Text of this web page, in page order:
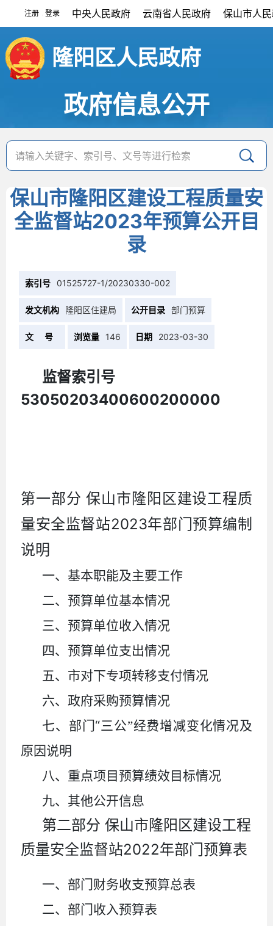
注册 登录 中央人民政府 云南省人民政府 保山市人
隆阳区人民政府
政府信息公开
保山市隆阳区建设工程质量安
全监督站2023年预算公开目
录
索引号 01525727-1/20230330-002
发文机构 隆阳区住建局 公开目录 部门预算
文 号 浏览量 146 日期 2023-03-30
监督索引号
53050203400600200000
第一部分 保山市隆阳区建设工程质
量安全监督站2023年部门预算编制
说明
一、基本职能及主要工作
二、预算单位基本情况
三、预算单位收入情况
四、预算单位支出情况
五、市对下专项转移支付情况
六、政府采购预算情况
七、部门“三公”经费增减变化情况及
原因说明
八、重点项目预算绩效目标情况
九、其他公开信息
第二部分 保山市隆阳区建设工程
质量安全监督站2022年部门预算表
一、部门财务收支预算总表
二、部门收入预算表